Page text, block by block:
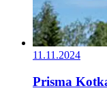
11.11.2024
Prisma